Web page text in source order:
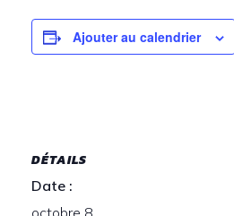
Ajouter au calendrier
DÉTAILS
Date :